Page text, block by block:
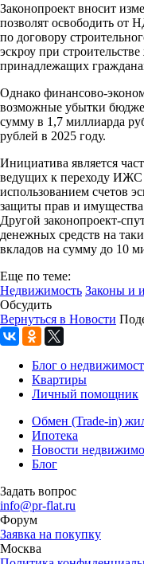
Законопроект вносит
позволят освободить от
по договору
эскроу при
принадлежащих
Однако финансово-
возможные убытки
сумму в 1,7 миллиарда
рублей в 2025 году.
Инициатива является
ведущих к переходу ИЖС
использованием счетов
защиты прав и имущества
Другой законопроект-
денежных средств на
вкладов на сумму до 10
Еще по теме:
Недвижимость Законы и
Обсудить
Вернуться в Новости
Блог о
Квартиры
Личный помощник
Обмен (Trade-in)
Ипотека
Новости
Блог
Задать вопрос
info@pr-flat.ru
Форум
Заявка на покупку
Москва